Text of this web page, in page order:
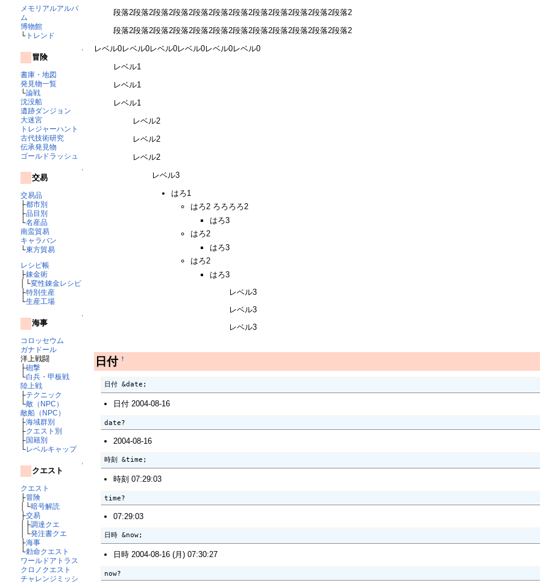
メモリアルアルバ
ム
博物館
└トレンド
↑
冒険
書庫・地図
発見物一覧
└論戦
沈没船
遺跡ダンジョン
大迷宮
トレジャーハント
古代技術研究
伝承発見物
ゴールドラッシュ
↑
交易
交易品
├都市別
├品目別
└名産品
南蛮貿易
キャラバン
└東方貿易
レシピ帳
├錬金術
│└変性錬金レシピ
├特別生産
└生産工場
↑
海事
コロッセウム
ガナドール
洋上戦闘
├砲撃
└白兵・甲板戦
陸上戦
├テクニック
└敵（NPC）
敵船（NPC）
├海域群別
├クエスト別
├国籍別
└レベルキャップ
↑
クエスト
クエスト
├冒険
│└暗号解読
├交易
│├調達クエ
│└発注書クエ
├海事
└勅命クエスト
ワールドアトラス
クロノクエスト
チャレンジミッシ
段落2段落2段落2段落2段落2段落2段落2段落2段落2段落2段落2段落2
段落2段落2段落2段落2段落2段落2段落2段落2段落2段落2段落2段落2
レベル0レベル0レベル0レベル0レベル0レベル0
レベル1
レベル1
レベル1
レベル2
レベル2
レベル2
レベル3
はろ1
はろ2 ろろろろ2
はろ3
はろ2
はろ3
はろ2
はろ3
レベル3
レベル3
レベル3
日付 †
日付 &date;
日付 2004-08-16
date?
2004-08-16
時刻 &time;
時刻 07:29:03
time?
07:29:03
日時 &now;
日時 2004-08-16 (月) 07:30:27
now?